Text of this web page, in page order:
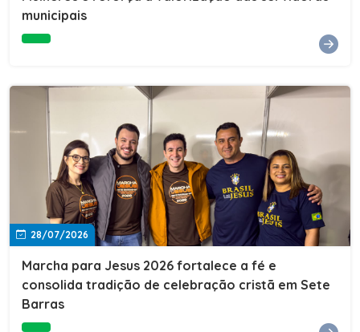
Cultura, Esporte e Lazer, Paulo Thomas, prestigiou os
compromisso da nossa gestão com a inclusão,
oferecendo a jovens e adultos a oportunidade de
concluir seus estudos e construir um futuro melhor.
Cada certificado entregue simboliza esforço,
determinação e a certeza de que investir em educação
é investir no desenvolvimento de Sete Barras."A
Prefeitura de Sete Barras também agradeceu ao SESI,
parceiro fundamental na retomada e ampliação da
Educação de Jovens e Adultos, aos professores, à
equipe da Secretaria Municipal de Educação e a todos
os profissionais que contribuíram para que esse
importante projeto voltasse a transformar a vida de
municipais
28/07/2026
Marcha para Jesus 2026 fortalece a fé e
consolida tradição de celebração cristã em Sete
Barras